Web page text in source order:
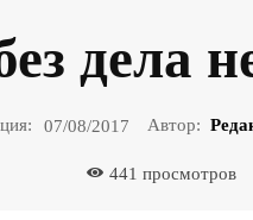
дела
07/08/2017 Автор:
441 просмотров